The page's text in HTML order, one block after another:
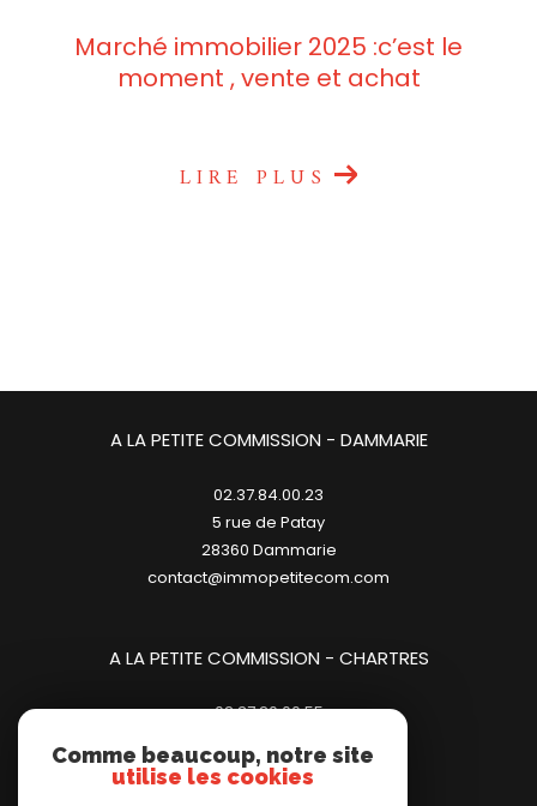
Marché immobilier 2025 :c’est le
moment , vente et achat
LIRE PLUS
A LA PETITE COMMISSION - CHARTRES
02.37.20.00.55
28000 chartres
A LA PETITE COMMISSION - DAMMARIE
02.37.84.00.23
5 rue de Patay
28360
dammarie
contact@immopetitecom.com
Comme beaucoup, notre site
utilise les cookies